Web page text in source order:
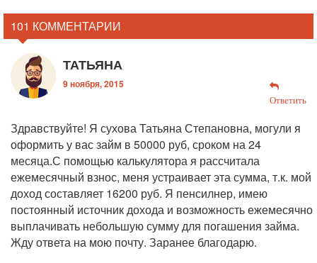
101 КОММЕНТАРИИ
ТАТЬЯНА
9 ноября, 2015
Ответить
Здравствуйте! Я сухова Татьяна Степановна, могули я
оформить у вас займ в 50000 руб, сроком на 24
месяца.С помощью калькулятора я рассчитала
ежемесячный взнос, меня устраивает эта сумма, т.к. мой
доход составляет 16200 руб. Я пенсилнер, имею
постоянный источник дохода и возможность ежемесячно
выплачивать небольшую сумму для погашения займа.
Жду ответа на мою почту. Заранее благодарю.